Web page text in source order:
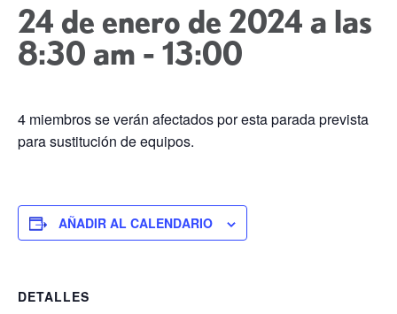
24 de enero de 2024 a las
8:30 am - 13:00
4 miembros se verán afectados por esta parada prevista
para sustitución de equipos.
AÑADIR AL CALENDARIO
DETALLES